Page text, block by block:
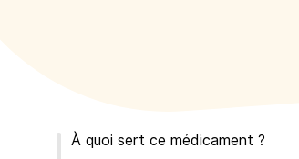
À quoi sert ce médicament ?